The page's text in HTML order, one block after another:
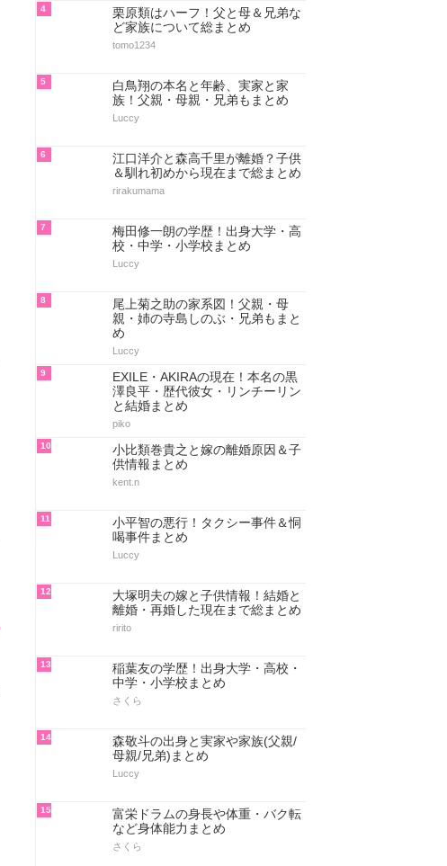
4
栗原類はハーフ！父と母＆兄弟な
ど家族について総まとめ
tomo1234
5
白鳥翔の本名と年齢、実家と家
族！父親・母親・兄弟もまとめ
Luccy
6
江口洋介と森高千里が離婚？子供
＆馴れ初めから現在まで総まとめ
rirakumama
7
梅田修一朗の学歴！出身大学・高
校・中学・小学校まとめ
Luccy
8
尾上菊之助の家系図！父親・母
親・姉の寺島しのぶ・兄弟もまと
め
Luccy
9
EXILE・AKIRAの現在！本名の黒
澤良平・歴代彼女・リンチーリン
と結婚まとめ
piko
10
小比類巻貴之と嫁の離婚原因＆子
供情報まとめ
kent.n
11
小平智の悪行！タクシー事件＆恫
喝事件まとめ
Luccy
12
大塚明夫の嫁と子供情報！結婚と
離婚・再婚した現在まで総まとめ
ririto
13
稲葉友の学歴！出身大学・高校・
中学・小学校まとめ
さくら
14
森敬斗の出身と実家や家族(父親/
母親/兄弟)まとめ
Luccy
15
富栄ドラムの身長や体重・バク転
など身体能力まとめ
さくら